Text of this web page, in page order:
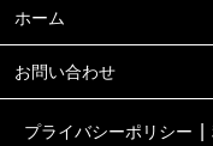
ホーム
お問い合わせ
プライバシーポリシー